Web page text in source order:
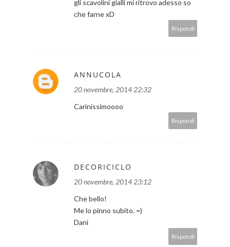
gli scavolini gialli mi ritrovo adesso so
che farne xD
Rispondi
ANNUCOLA
20 novembre, 2014 22:32
Carinissimoooo
Rispondi
DECORICICLO
20 novembre, 2014 23:12
Che bello!
Me lo pinno subito. =)
Dani
Rispondi